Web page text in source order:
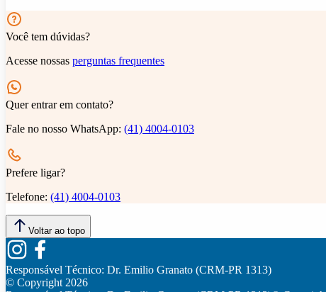
Você tem dúvidas?
Acesse nossas perguntas frequentes
Quer entrar em contato?
Fale no nosso WhatsApp: (41) 4004-0103
Prefere ligar?
Telefone: (41) 4004-0103
Voltar ao topo
Responsável Técnico: Dr. Emilio Granato (CRM-PR 1313)
© Copyright 2026